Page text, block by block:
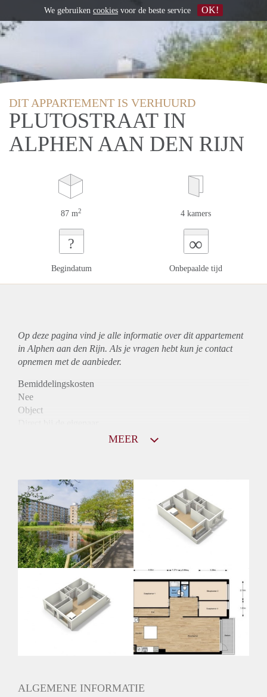
DIT APPARTEMENT IS VERHUURD
PLUTOSTRAAT IN
ALPHEN AAN DEN RIJN
87 m2 4 kamers
?
Begindatum
∞
Onbepaalde tijd
Op deze pagina vind je alle informatie over ditappartement
in Alphen aan den Rijn. Als je vragen hebt kun je contact
opnemen met de aanbieder.
Bemiddelingskosten
Nee
Object
Huurtoeslag
Niet mogelijk
Inkomen eis
2,9 X Maandhuur Bruto
Huurtermijn
Onbepaalde termijn
Oplevering
MEER
ALGEMENE INFORMATIE
We gebruiken cookies voor de beste service OK!